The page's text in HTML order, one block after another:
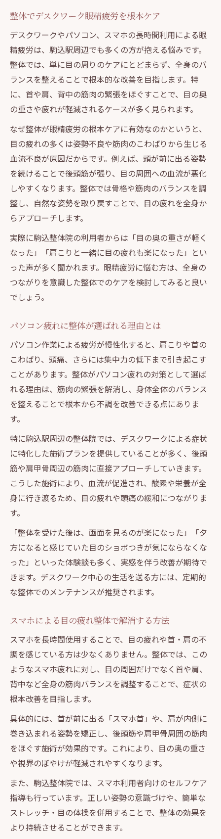
パソコン作業で硬くなる筋肉を整体でほぐ
す
スマホ首の違和感を整体でリセットする秘
訣
整体で姿勢改善し眼精疲労を根本からケア
後頭筋の緊張を整体で和らげるポイント
スマホやPC使用時の首こりを整体で対策
整体でスマホ首やPC首こりを根本改善へ
長時間作業の首こり整体で楽になる理由
整体で得られる首まわりの柔軟性アップ法
頭が前に出る悪姿勢と整体ケアのポイント
後頭筋の張りを整体でスッキリ解消する方
整体で頭が前に出る姿勢を正すコツ
デスクワーク姿勢と整体の密接な関係性
パソコン作業で崩れる姿勢を整体で矯正
眼精疲労改善に役立つ整体の新常識
整体で叶える現代型眼精疲労ケアの新常識
デスクワーク眼精疲労に整体が有効な理由
パソコンやスマホ利用者におすすめの整体
法
頭が前に出るタイプ別整体アプローチとは
整体通じて後頭筋の張りを和らげるコツ
整体で後頭筋の張りを緩和する実践ポイン
ト
デスクワークで張る後頭筋整体の施術効果
スマホ首の後頭筋ケア整体で得られる効果
姿勢改善と後頭筋整体の密接な関係に注目
整体でデスクワーク眼精疲労を根本ケア
デスクワークやパソコン、スマホの長時間利用による眼
精疲労は、駒込駅周辺でも多くの方が抱える悩みです。
整体では、単に目の周りのケアにとどまらず、全身のバ
ランスを整えることで根本的な改善を目指します。特
に、首や肩、背中の筋肉の緊張をほぐすことで、目の奥
の重さや疲れが軽減されるケースが多く見られます。
なぜ整体が眼精疲労の根本ケアに有効なのかというと、
目の疲れの多くは姿勢不良や筋肉のこわばりから生じる
血流不良が原因だからです。例えば、頭が前に出る姿勢
を続けることで後頭筋が張り、目の周囲への血流が悪化
しやすくなります。整体では骨格や筋肉のバランスを調
整し、自然な姿勢を取り戻すことで、目の疲れを全身か
らアプローチします。
実際に駒込整体院の利用者からは「目の奥の重さが軽く
なった」「肩こりと一緒に目の疲れも楽になった」とい
った声が多く聞かれます。眼精疲労に悩む方は、全身の
つながりを意識した整体でのケアを検討してみると良い
でしょう。
パソコン疲れに整体が選ばれる理由とは
パソコン作業による疲労が慢性化すると、肩こりや首の
こわばり、頭痛、さらには集中力の低下まで引き起こす
ことがあります。整体がパソコン疲れの対策として選ば
れる理由は、筋肉の緊張を解消し、身体全体のバランス
を整えることで根本から不調を改善できる点にありま
す。
特に駒込駅周辺の整体院では、デスクワークによる症状
に特化した施術プランを提供していることが多く、後頭
筋や肩甲骨周辺の筋肉に直接アプローチしていきます。
こうした施術により、血流が促進され、酸素や栄養が全
身に行き渡るため、目の疲れや頭痛の緩和につながりま
す。
「整体を受けた後は、画面を見るのが楽になった」「夕
方になると感じていた目のショボつきが気にならなくな
った」といった体験談も多く、実感を伴う改善が期待で
きます。デスクワーク中心の生活を送る方には、定期的
な整体でのメンテナンスが推奨されます。
スマホによる目の疲れ整体で解消する方法
スマホを長時間使用することで、目の疲れや首・肩の不
調を感じている方は少なくありません。整体では、この
ようなスマホ疲れに対し、目の周囲だけでなく首や肩、
背中など全身の筋肉バランスを調整することで、症状の
根本改善を目指します。
具体的には、首が前に出る「スマホ首」や、肩が内側に
巻き込まれる姿勢を矯正し、後頭筋や肩甲骨周囲の筋肉
をほぐす施術が効果的です。これにより、目の奥の重さ
や視界のぼやけが軽減されやすくなります。
また、駒込整体院では、スマホ利用者向けのセルフケア
指導も行っています。正しい姿勢の意識づけや、簡単な
ストレッチ・目の体操を併用することで、整体の効果を
より持続させることができます。